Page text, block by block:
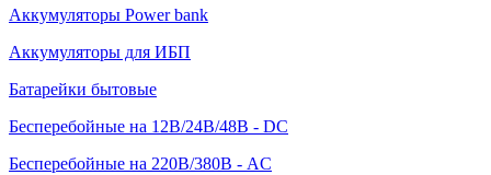
Аккумуляторы Power bank
Аккумуляторы для ИБП
Батарейки бытовые
Бесперебойные на 12В/24В/48В - DC
Бесперебойные на 220В/380В - AC